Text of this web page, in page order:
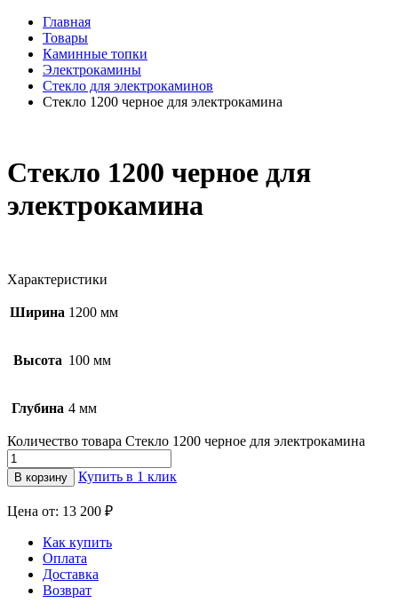
Главная
Товары
Каминные топки
Электрокамины
Стекло для электрокаминов
Стекло 1200 черное для электрокамина
Стекло 1200 черное для
электрокамина
Характеристики
Ширина 1200 мм
Высота 100 мм
Глубина 4 мм
Количество товара Стекло 1200 черное для электрокамина
В корзину Купить в 1 клик
Цена от: 13 200 ₽
Как купить
Оплата
Доставка
Возврат